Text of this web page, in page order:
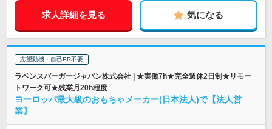
求人詳細を見る 気になる
志望動機・自己PR不要
ラベンスバーガージャパン株式会社 | ★実働7h★完全週休2日制★リモー
トワーク可★残業月20h程度
ヨーロッパ最大級のおもちゃメーカー(日本法人)で【法人営
業】